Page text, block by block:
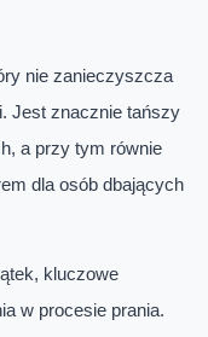
nie zanieczyszcza
Jest znacznie tańszy
a przy tym równie
dla osób dbających
kluczowe
w procesie prania.